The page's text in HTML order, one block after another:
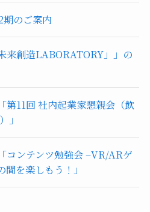
期のご案内
来創造LABORATORY」」の
第11回 社内起業家懇親会（飲
」
コンテンツ勉強会 –VR/ARゲ
を楽しもう！」